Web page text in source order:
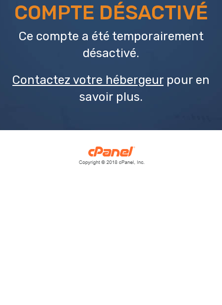
COMPTE DÉSACTIVÉ
Ce compte a été temporairement
désactivé.
Contactez votre hébergeur pour en
savoir plus.